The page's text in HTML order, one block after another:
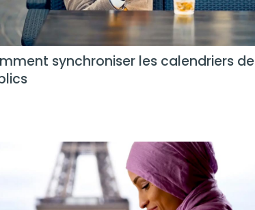
synchroniser les calendriers